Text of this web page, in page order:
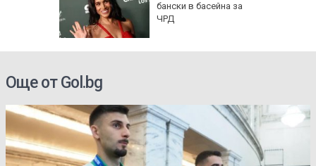
бански в басейна за
ЧРД
Още от Gol.bg